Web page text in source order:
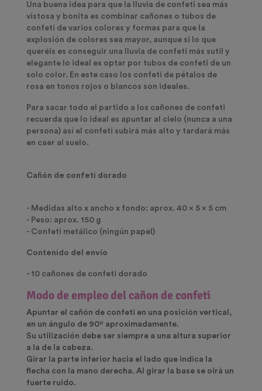
Una buena idea para que la lluvia de confeti sea más
vistosa y bonita es combinar cañones o tubos de
confeti de varios colores y formas para que la
explosión de colores sea mayor, aunque si lo que
queréis es conseguir una lluvia de confeti más sutil y
elegante lo ideal es optar por tubos de confeti de un
solo color. En este caso los confeti de pétalos de
rosa en tonos rojos o blancos son ideales.
Para sacar todo el partido a los cañones de confeti
recuerda que lo ideal es apuntar al cielo (nunca a una
persona) así el confeti subirá más alto y tardará más
en caer al suelo.
Cañón de confeti dorado
- Medidas alto x ancho x fondo: aprox. 40 x 5 x 5 cm
- Peso: aprox. 150 g
- Confeti metálico (ningún papel)
Contenido del envío
- 10 cañones de confeti dorado
Modo de empleo del cañon de confeti
Apuntar el cañón de confeti en una posición vertical,
en un ángulo de 90º aproximadamente.
Su utilización debe ser siempre a una altura superior
a la de la cabeza.
Girar la parte inferior hacia el lado que indica la
flecha con la mano derecha. Al girar la base se oirá un
fuerte ruido.